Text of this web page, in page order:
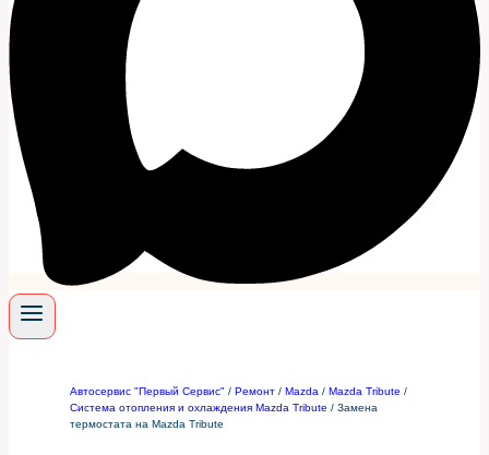
Автосервис "Первый Сервис" / Ремонт / Mazda / Mazda Tribute /
Система отопления и охлаждения Mazda Tribute / Замена
термостата на Mazda Tribute